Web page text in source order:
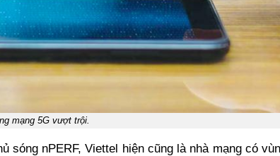
mạng 5G vượt trội.
sóng nPERF, Viettel hiện cũng là nhà mạng có